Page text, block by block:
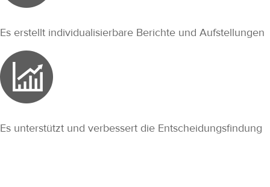
Es erstellt individualisierbare Berichte und Aufstellungen
Es unterstützt und verbessert die Entscheidungsfindung